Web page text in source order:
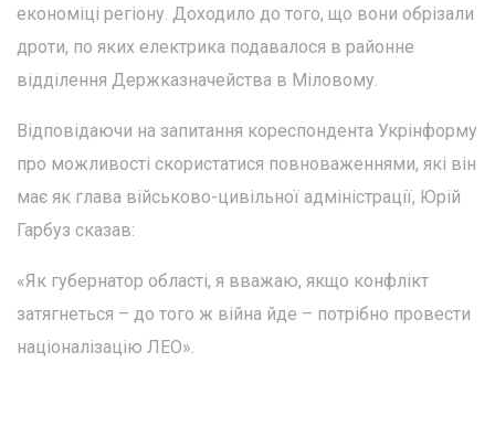
економіці регіону. Доходило до того, що вони обрізали
дроти, по яких електрика подавалося в районне
відділення Держказначейства в Міловому.
Відповідаючи на запитання кореспондента Укрінформу
про можливості скористатися повноваженнями, які він
має як глава військово-цивільної адміністрації, Юрій
Гарбуз сказав:
«Як губернатор області, я вважаю, якщо конфлікт
затягнеться – до того ж війна йде – потрібно провести
націоналізацію ЛЕО».